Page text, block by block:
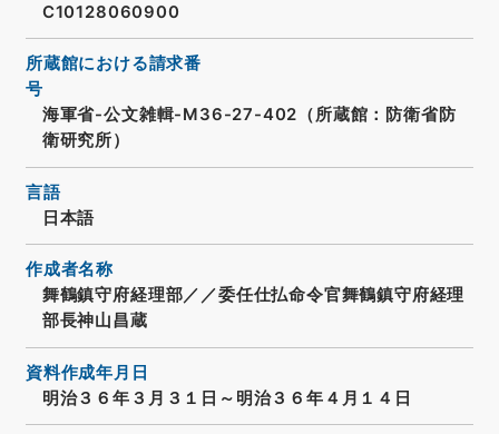
C10128060900
所蔵館における請求番
号
海軍省-公文雑輯-M36-27-402（所蔵館：防衛省防
衛研究所）
言語
日本語
作成者名称
舞鶴鎮守府経理部／／委任仕払命令官舞鶴鎮守府経理
部長神山昌蔵
資料作成年月日
明治３６年３月３１日～明治３６年４月１４日